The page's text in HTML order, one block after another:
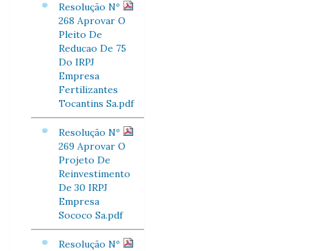
Resolução Nº
268 Aprovar O
Pleito De
Reducao De 75
Do IRPJ
Empresa
Fertilizantes
Tocantins Sa.pdf
Resolução Nº
269 Aprovar O
Projeto De
Reinvestimento
De 30 IRPJ
Empresa
Sococo Sa.pdf
Resolução Nº